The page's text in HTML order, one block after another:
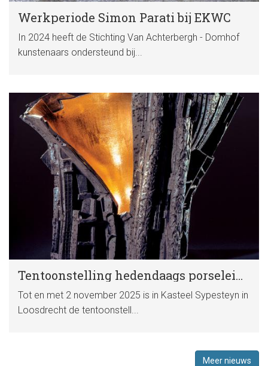
Werkperiode Simon Parati bij EKWC
In 2024 heeft de Stichting Van Achterbergh - Domhof
kunstenaars ondersteund bij...
Tentoonstelling hedendaags porselein in kasteel Sypesteyn
Tot en met 2 november 2025 is in Kasteel Sypesteyn in
Loosdrecht de tentoonstell...
Meer nieuws